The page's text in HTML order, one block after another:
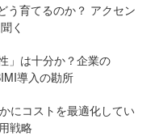
う育てるのか？ アクセン
く
」は十分か？企業の
導入の勘所
にコストを最適化してい
戦略